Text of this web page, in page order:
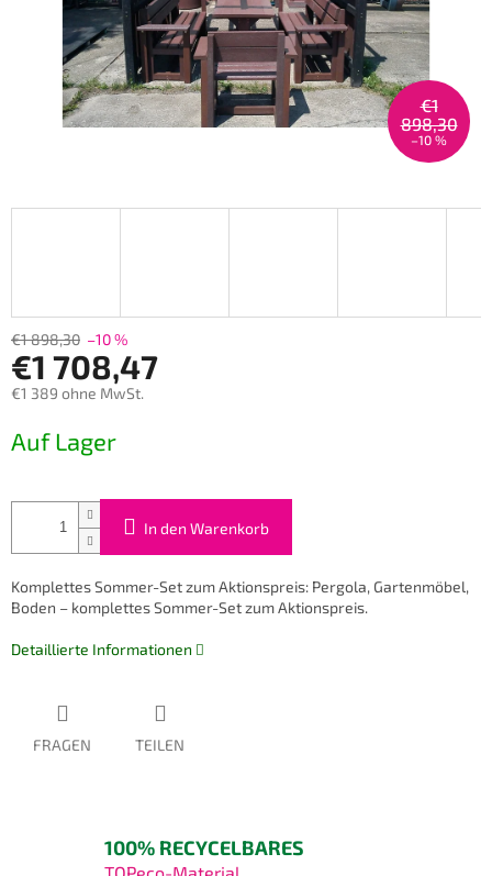
€1
898,30
–10 %
€1 898,30 –10 %
€1 708,47
€1 389 ohne MwSt.
Auf Lager
In den Warenkorb
Komplettes Sommer-Set zum Aktionspreis: Pergola, Gartenmöbel,
Boden – komplettes Sommer-Set zum Aktionspreis.
Detaillierte Informationen
FRAGEN TEILEN
100% RECYCELBARES
TOPeco-Material